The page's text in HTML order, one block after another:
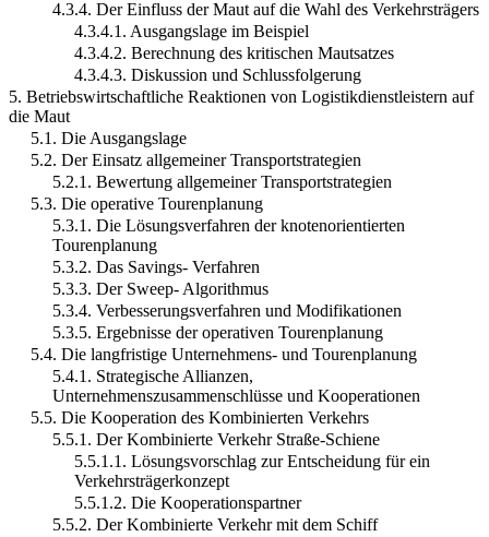
4.3.4. Der Einfluss der Maut auf die Wahl des Verkehrsträgers
4.3.4.1. Ausgangslage im Beispiel
4.3.4.2. Berechnung des kritischen Mautsatzes
4.3.4.3. Diskussion und Schlussfolgerung
5. Betriebswirtschaftliche Reaktionen von Logistikdienstleistern auf
die Maut
5.1. Die Ausgangslage
5.2. Der Einsatz allgemeiner Transportstrategien
5.2.1. Bewertung allgemeiner Transportstrategien
5.3. Die operative Tourenplanung
5.3.1. Die Lösungsverfahren der knotenorientierten
Tourenplanung
5.3.2. Das Savings- Verfahren
5.3.3. Der Sweep- Algorithmus
5.3.4. Verbesserungsverfahren und Modifikationen
5.3.5. Ergebnisse der operativen Tourenplanung
5.4. Die langfristige Unternehmens- und Tourenplanung
5.4.1. Strategische Allianzen,
Unternehmenszusammenschlüsse und Kooperationen
5.5. Die Kooperation des Kombinierten Verkehrs
5.5.1. Der Kombinierte Verkehr Straße-Schiene
5.5.1.1. Lösungsvorschlag zur Entscheidung für ein
Verkehrsträgerkonzept
5.5.1.2. Die Kooperationspartner
5.5.2. Der Kombinierte Verkehr mit dem Schiff